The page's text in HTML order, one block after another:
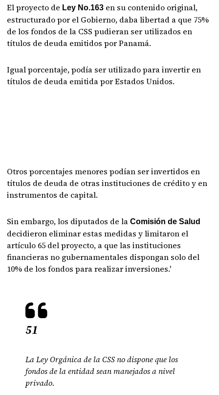
El proyecto de Ley No.163 en su contenido original,
estructurado por el Gobierno, daba libertad a que 75%
de los fondos de la CSS pudieran ser utilizados en
títulos de deuda emitidos por Panamá.
Igual porcentaje, podía ser utilizado para invertir en
títulos de deuda emitida por Estados Unidos.
Otros porcentajes menores podían ser invertidos en
títulos de deuda de otras instituciones de crédito y en
instrumentos de capital.
Sin embargo, los diputados de laComisión de Salud
decidieron eliminar estas medidas y limitaron el
artículo 65 del proyecto, a que las instituciones
financieras no gubernamentales dispongan solo del
10% de los fondos para realizar inversiones.'
51
La Ley Orgánica de la CSS no dispone que los
fondos de la entidad sean manejados a nivel
privado.